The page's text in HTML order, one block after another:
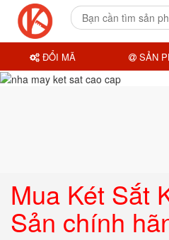
Mua Két Sắt
Sản chính
ĐỔI MÃ SẢN